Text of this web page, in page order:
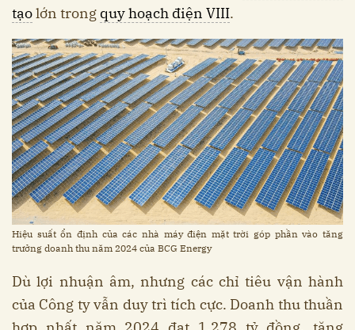
tạolớn trong quy hoạch điện VIII.
Hiệu suất ổn định của các nhà máy điện mặt trời góp phần vào tăng
trưởng doanh thu năm 2024 của BCG Energy
Dù lợi nhuận âm, nhưng các chỉ tiêu vận hành
của Công ty vẫn duy trì tích cực. Doanh thu thuần